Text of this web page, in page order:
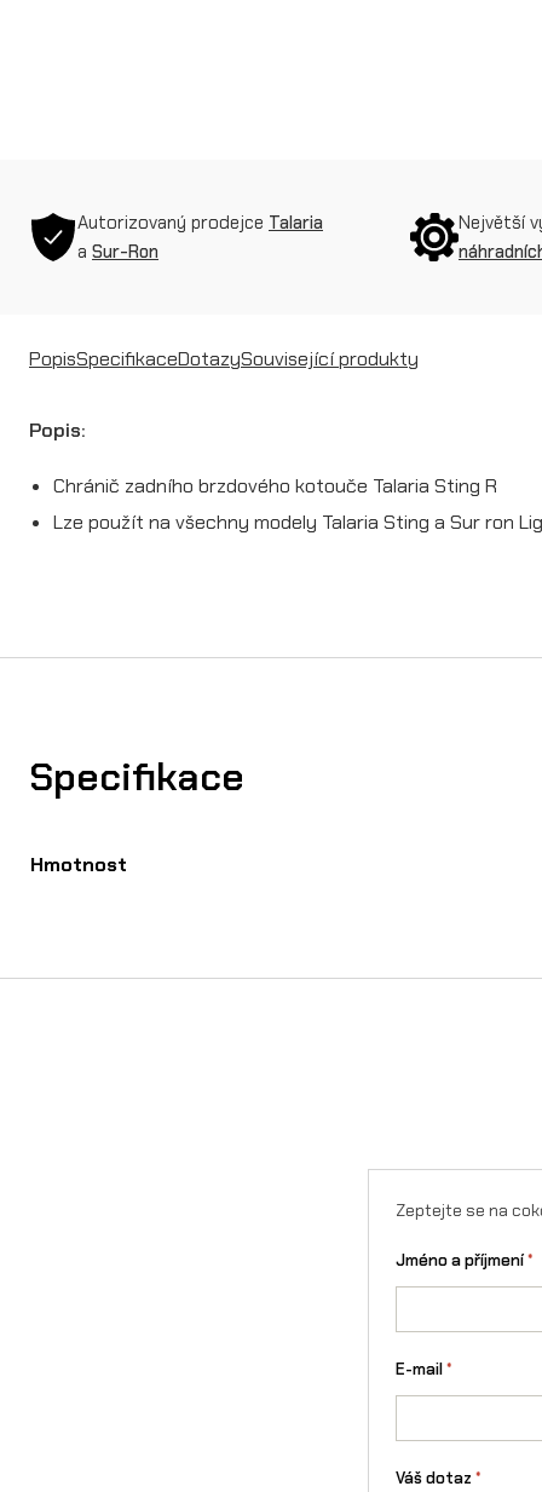
Autorizovaný prodejce Talaria
a Sur-Ron
Největší
PopisSpecifikaceDotazySouvisející produkty
Popis:
Chránič zadního brzdového kotouče Talaria Sting R
Lze použít na všechny modely Talaria Sting a Sur ron
Specifikace
Hmotnost
Zeptejte se na
Jméno a příjmení*
E-mail*
Váš dotaz *